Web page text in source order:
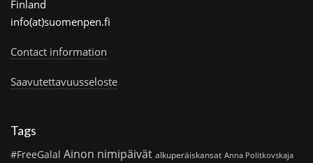
Finland
info(at)suomenpen.fi
Contact information
Saavutettavuusseloste
Tags
#FreeGalal Ainon nimipäivät alkuperäiskansat Anna Politkovskaja